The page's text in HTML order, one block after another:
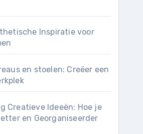
Inspiratie voor
en stoelen: Creëer een
Creatieve Ideeën: Hoe je
en Georganiseerder